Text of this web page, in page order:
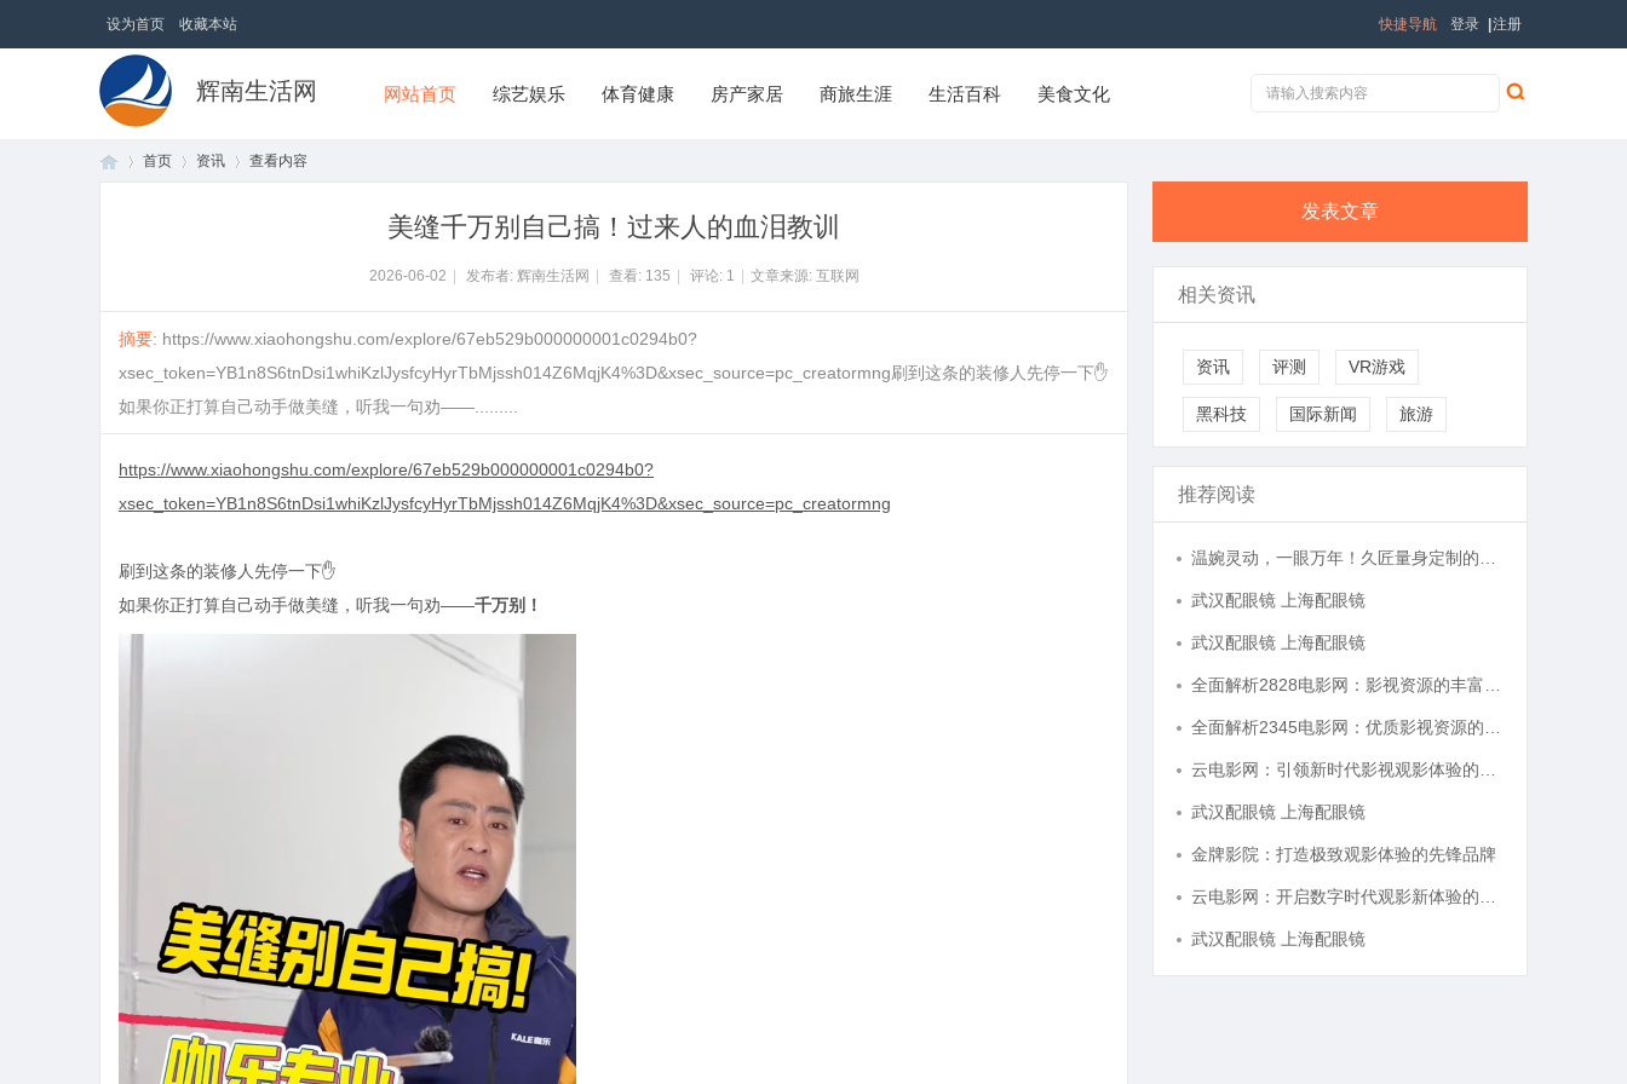
设为首页 收藏本站 登录 注册
快捷导航
辉南生活网 网站首页 综艺娱乐 体育健康 房产家居 商旅生涯 生活百科 美食文化
首页 资讯 查看内容
美缝千万别自己搞！过来人的血泪教训
2026-06-02 发布者: 辉南生活网 查看: 135 评论: 1 文章来源: 互联网
摘要: https://www.xiaohongshu.com/explore/67eb529b000000001c0294b0?
xsec_token=YB1n8S6tnDsi1whiKzlJysfcyHyrTbMjssh014Z6MqjK4%3D&xsec_source=pc_creatormng刷到这条的装修人先停一下✋
如果你正打算自己动手做美缝，听我一句劝——.........
https://www.xiaohongshu.com/explore/67eb529b000000001c0294b0?
xsec_token=YB1n8S6tnDsi1whiKzlJysfcyHyrTbMjssh014Z6MqjK4%3D&xsec_source=pc_creatormng
刷到这条的装修人先停一下✋
如果你正打算自己动手做美缝，听我一句劝——千万别！
发表文章
相关资讯
资讯 评测 VR游戏
黑科技 国际新闻 旅游
推荐阅读
武汉配眼镜 上海配眼镜
武汉配眼镜 上海配眼镜
武汉配眼镜 上海配眼镜
金牌影院：打造极致观影体验的先锋品牌
武汉配眼镜 上海配眼镜